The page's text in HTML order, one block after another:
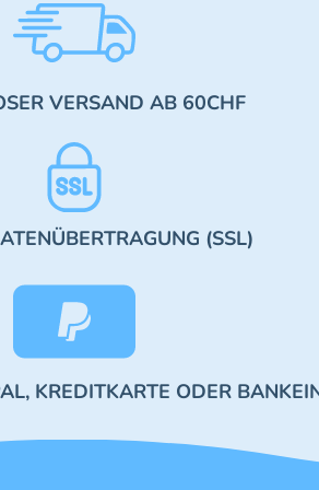
VERSAND AB 60CHF
(SSL)
KREDITKARTE ODER